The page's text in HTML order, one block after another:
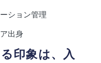
ション管理
出身
印象は、入